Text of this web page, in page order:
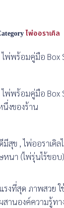
ไพ่ออราเคิล
พ่พร้อมคู่มือ Box
พ่พร้อมคู่มือ Box
งของร้าน
สุข , ไพ่ออราเคิล
นา (ไพ่รุ่นไร้ขอ
งที่สุด ภาพสวย
านองค์ความรู้ทา